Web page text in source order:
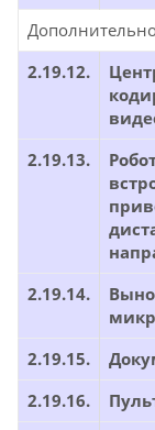
2.19.12.
2.19.13.
2.19.14.
2.19.15.
2.19.16.